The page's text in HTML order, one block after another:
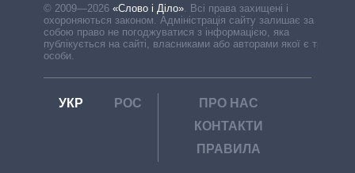
© 2009—2026 «Слово і Діло». Всі права захищені і
охороняються законом. Адміністрація сайту залишає за
собою право не погоджуватися з інформацією, яка
публікується на сайті, власниками або авторами якої є треті
особи.
УКР РОС
ПРО НАС
КОНТАКТИ
ПРАВИЛА